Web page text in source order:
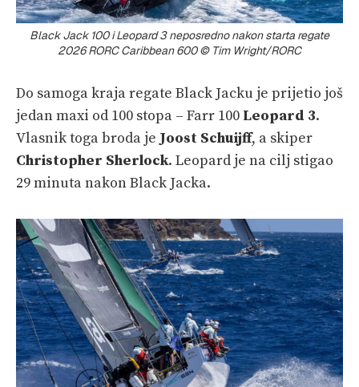
Black Jack 100 i Leopard 3 neposredno nakon starta regate
2026 RORC Caribbean 600 © Tim Wright/RORC
Do samoga kraja regate Black Jacku je prijetio još
jedan maxi od 100 stopa – Farr 100 Leopard 3.
Vlasnik toga broda je Joost Schuijff, a skiper
Christopher Sherlock. Leopard je na cilj stigao
29 minuta nakon Black Jacka.